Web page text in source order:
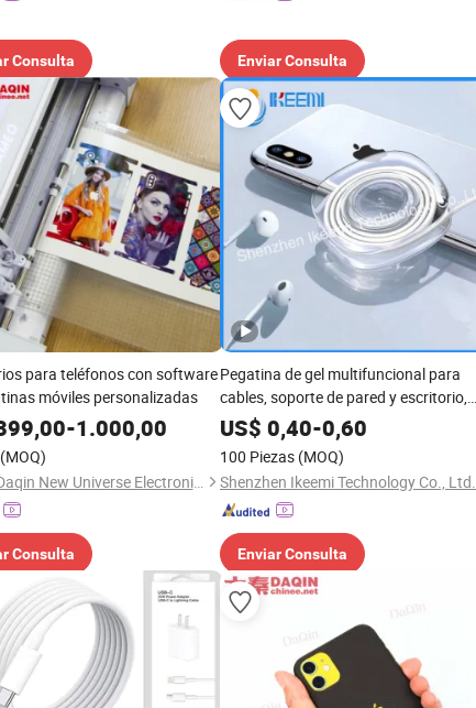
Consulta Enviar Consulta
para teléfonos con software
móviles personalizadas
-1.000,00
(MOQ)
Beijing Daqin New Universe Electronic Co., Ltd.
Consulta
Pegatina de gel multifuncional para
cables, soporte de pared y escritorio,
cinta nano, soporte para teléfono,
accesorios para teléfonos móviles
US$ 0,40-0,60
100 Piezas (MOQ)
Shenzhen Ikeemi Technology Co., Ltd.
Enviar Consulta